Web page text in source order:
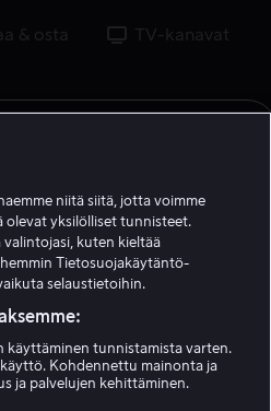
& osta TV-kanavat
niitä siitä, jotta voimme
olevat yksilölliset tunnisteet.
valintojasi, kuten kieltää
Tietosuojakäytäntö-
selaustietoihin.
käyttäminen tunnistamista varten.
Kohdennettu mainonta ja
ja palvelujen kehittäminen.